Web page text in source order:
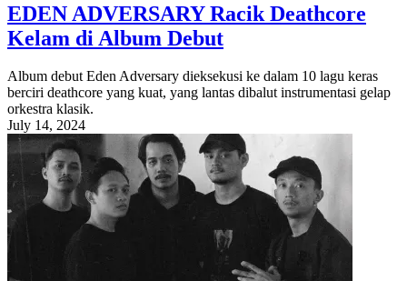
EDEN ADVERSARY Racik Deathcore
Kelam di Album Debut
Album debut Eden Adversary dieksekusi ke dalam 10 lagu keras
berciri deathcore yang kuat, yang lantas dibalut instrumentasi gelap
orkestra klasik.
July 14, 2024